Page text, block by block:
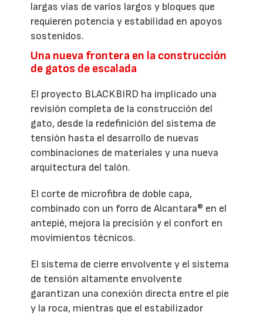
largas vías de varios largos y bloques que
requieren potencia y estabilidad en apoyos
sostenidos.
Una nueva frontera en la construcción
de gatos de escalada
El proyecto BLACKBIRD ha implicado una
revisión completa de la construcción del
gato, desde la redefinición del sistema de
tensión hasta el desarrollo de nuevas
combinaciones de materiales y una nueva
arquitectura del talón.
El corte de microfibra de doble capa,
combinado con un forro de Alcantara® en el
antepié, mejora la precisión y el confort en
movimientos técnicos.
El sistema de cierre envolvente y el sistema
de tensión altamente envolvente
garantizan una conexión directa entre el pie
y la roca, mientras que el estabilizador